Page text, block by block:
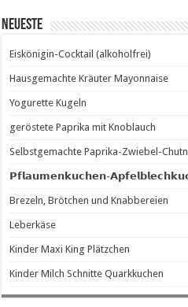
Neueste
Eiskönigin-Cocktail (alkoholfrei)
Hausgemachte Kräuter Mayonnaise
Yogurette Kugeln
geröstete Paprika mit Knoblauch
Selbstgemachte Paprika-Zwiebel-
𝗣𝗳𝗹𝗮𝘂𝗺𝗲𝗻𝗸𝘂𝗰𝗵𝗲𝗻-
Brezeln, Brötchen und Knabbereien
Leberkäse
Kinder Maxi King Plätzchen
Kinder Milch Schnitte Quarkkuchen